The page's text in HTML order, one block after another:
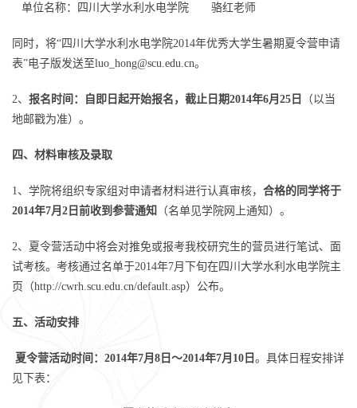
单位名称：四川大学水利水电学院 骆红老师
同时，将“四川大学水利水电学院2014年优秀大学生暑期夏令营申请
表”电子版发送至luo_hong@scu.edu.cn。
2、 报名时间：自即日起开始报名，截止日期2014年6月25日
（以当
地邮戳为准）。
四、材料审核及录取
1、学院将组织专家组对申请者材料进行认真审核， 合格的同学将于
2014年7月2日前收到参营通知
（名单见学院网上通知）。
2、夏令营活动中将会对推免或报考我校研究生的营员进行笔试、面
试考核。考核通过名单于2014年7月下旬在四川大学水利水电学院主
页（http://cwrh.scu.edu.cn/default.asp）公布。
五、活动安排
夏令营活动时间：2014年7月8日～2014年7月10日 。具体日程安排详
见下表：